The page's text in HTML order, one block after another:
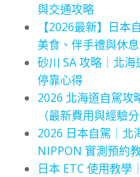
與交通攻略
【2026最新】日本
美食、伴手禮與休
砂川 SA 攻略｜北
停靠心得
2026 北海道自駕攻
（最新費用與經驗分
2026 日本自駕｜北
NIPPON 實測預約
日本 ETC 使用教學